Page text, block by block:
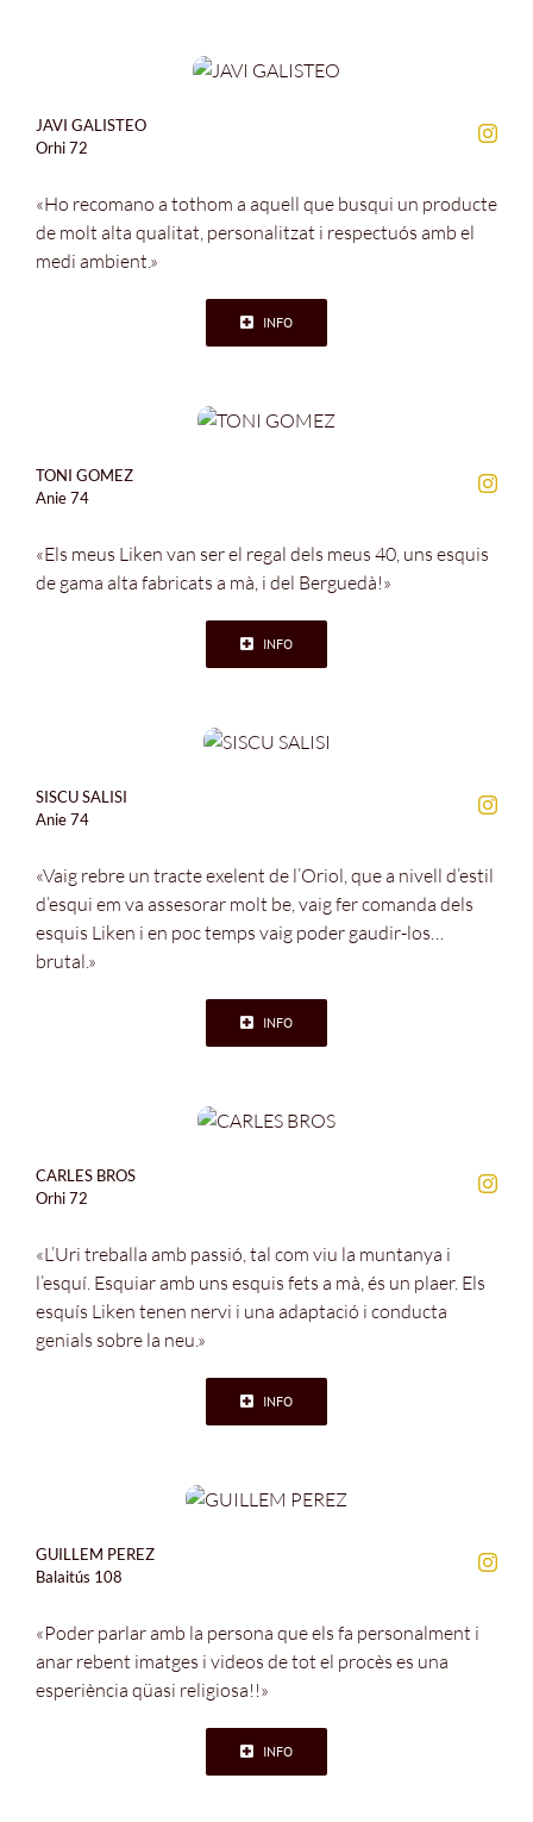
JAVI GALISTEO
Orhi 72
«Ho recomano a tothom a aquell que busqui un producte
de molt alta qualitat, personalitzat i respectuós amb el
medi ambient.»
INFO
TONI GOMEZ
Anie 74
«Els meus Liken van ser el regal dels meus 40, uns esquis
de gama alta fabricats a mà, i del Berguedà!»
INFO
SISCU SALISI
Anie 74
«Vaig rebre un tracte exelent de l’Oriol, que a nivell d’estil
d’esqui em va assesorar molt be, vaig fer comanda dels
esquis Liken i en poc temps vaig poder gaudir-los…
brutal.»
INFO
CARLES BROS
Orhi 72
«L’Uri treballa amb passió, tal com viu la muntanya i
l’esquí. Esquiar amb uns esquis fets a mà, és un plaer. Els
esquís Liken tenen nervi i una adaptació i conducta
genials sobre la neu.»
INFO
GUILLEM PEREZ
Balaitús 108
«Poder parlar amb la persona que els fa personalment i
anar rebent imatges i videos de tot el procès es una
esperiència qüasi religiosa!!»
INFO